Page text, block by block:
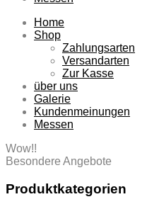
Home
Shop
Zahlungsarten
Versandarten
Zur Kasse
über uns
Galerie
Kundenmeinungen
Messen
Wow!!
Besondere Angebote
Produktkategorien